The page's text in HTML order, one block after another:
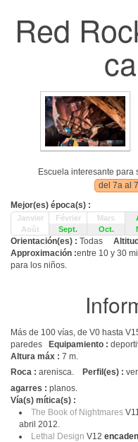
Red
Escuela interesante para
del 7a al
Mejor(es) época(s) :
Janvier Février Mars
Août
Sept. Oct.
Orientación(es) : Todas
Approximación :entre 10 y 30
para los niños.
Más de 100 vías, de V0 hasta
paredes
Equipamiento :
Altura máx : 7 m.
Roca : arenisca. Perfil(es) :
agarres : planos.
Vía(s) mítica(s) :
The Book of Nightmares
abril 2012.
Lethal Design V12